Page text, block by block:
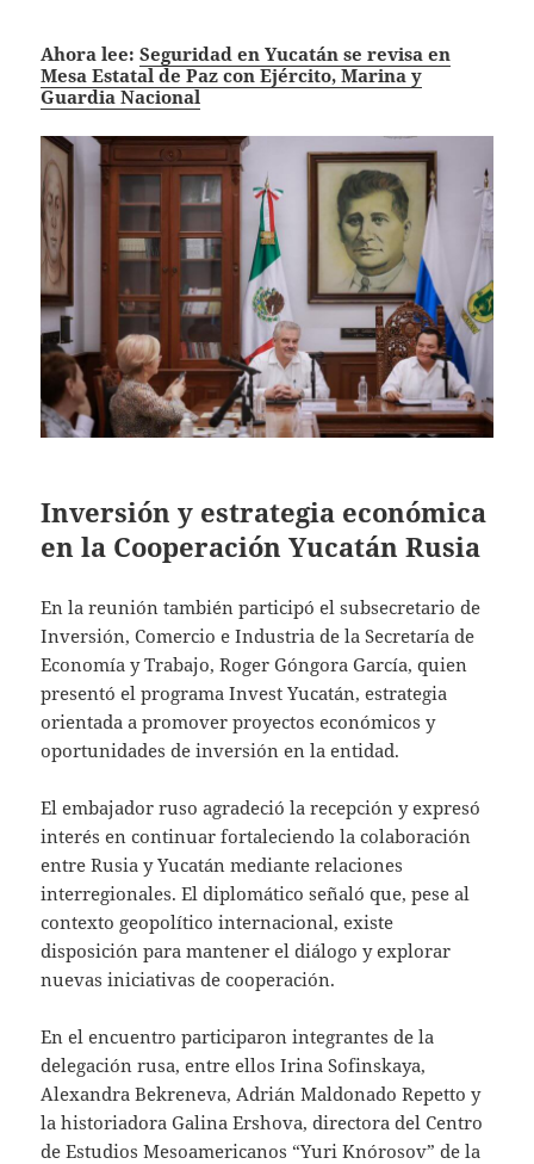
Ahora lee:Seguridad en Yucatán se revisa en
Mesa Estatal de Paz con Ejército, Marina y
Guardia Nacional
Inversión y estrategia económica
en la Cooperación Yucatán Rusia
En la reunión también participó el subsecretario de
Inversión, Comercio e Industria de la Secretaría de
Economía y Trabajo, Roger Góngora García, quien
presentó el programa Invest Yucatán, estrategia
orientada a promover proyectos económicos y
oportunidades de inversión en la entidad.
El embajador ruso agradeció la recepción y expresó
interés en continuar fortaleciendo la colaboración
entre Rusia y Yucatán mediante relaciones
interregionales. El diplomático señaló que, pese al
contexto geopolítico internacional, existe
disposición para mantener el diálogo y explorar
nuevas iniciativas de cooperación.
En el encuentro participaron integrantes de la
delegación rusa, entre ellos Irina Sofinskaya,
Alexandra Bekreneva, Adrián Maldonado Repetto y
la historiadora Galina Ershova, directora del Centro
de Estudios Mesoamericanos “Yuri Knórosov” de la